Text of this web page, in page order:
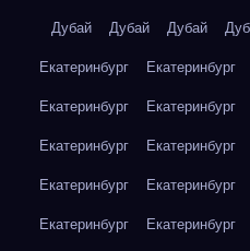
Дубай
Дубай Дубай
Екатеринбург
Екатеринбург
Екатеринбург
Екатеринбург
Екатеринбург
Екатеринбург
Екатеринбург
Екатеринбург
Екатеринбург
Екатеринбург